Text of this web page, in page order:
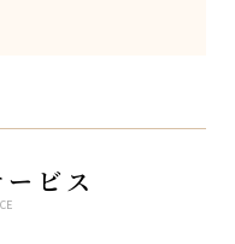
ビス